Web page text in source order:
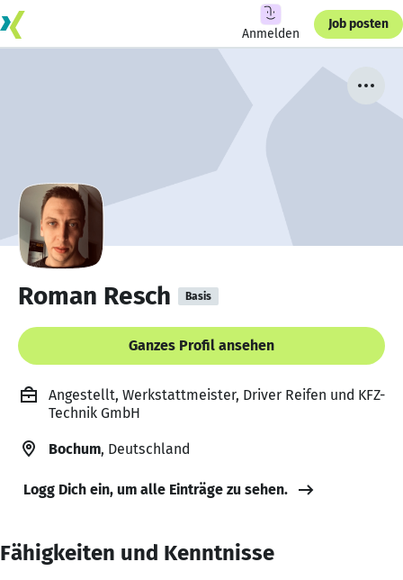
Anmelden
Job posten
Roman Resch Basis
Ganzes Profil ansehen
Angestellt, Werkstattmeister, Driver Reifen und KFZ-
Technik GmbH
Bochum, Deutschland
Logg Dich ein, um alle Einträge zu sehen.
Fähigkeiten und Kenntnisse